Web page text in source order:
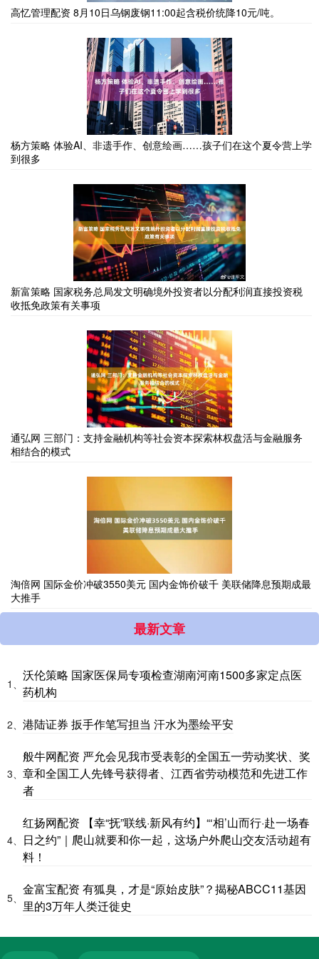
高忆管理配资 8月10日乌钢废钢11:00起含税价统降10元/吨。
杨方策略 体验AI、非遗手作、创意绘画……孩子们在这个夏令营上学
到很多
新富策略 国家税务总局发文明确境外投资者以分配利润直接投资税
收抵免政策有关事项
通弘网 三部门：支持金融机构等社会资本探索林权盘活与金融服务
相结合的模式
淘倍网 国际金价冲破3550美元 国内金饰价破千 美联储降息预期成最
大推手
最新文章
1、
沃伦策略 国家医保局专项检查湖南河南1500多家定点医
药机构
2、 港陆证券 扳手作笔写担当 汗水为墨绘平安
3、
般牛网配资 严允会见我市受表彰的全国五一劳动奖状、奖
章和全国工人先锋号获得者、江西省劳动模范和先进工作
者
4、
红扬网配资 【幸“抚”联线·新风有约】“‘相’山而行·赴一场春
日之约”｜爬山就要和你一起，这场户外爬山交友活动超有
料！
5、
金富宝配资 有狐臭，才是“原始皮肤”？揭秘ABCC11基因
里的3万年人类迁徙史